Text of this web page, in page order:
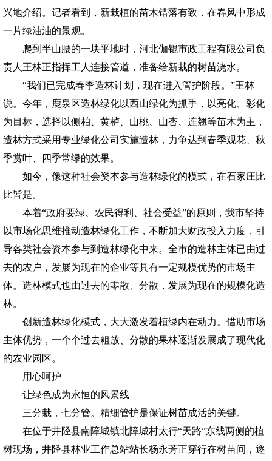
兴地介绍。记者看到，新栽植的苗木错落有致，在春风中形成
一片绿油油的景观。
爬到半山腰的一块平地时，河北伽锟市政工程有限公司负
责人王林正指挥工人连接管道，准备给新栽的树苗浇水。
“我们已完成春季造林计划，现在进入管护阶段。”王林
说。今年，鹿泉区造林绿化以西山绿化为抓手，以亮化、彩化
为目标，选择以侧柏、黄栌、山桃、山杏、连翘等苗木为主，
造林方式采用专业绿化公司实施造林，力争达到春季观花、秋
季赏叶、四季常绿的效果。
如今，像这种社会资本参与造林绿化的模式，在石家庄比
比皆是。
本着“政府要绿、农民得利、社会受益”的原则，我市坚持
以市场化思维推动造林绿化工作，不断加大财政投入力度，引
导各类社会资本参与到造林绿化中来。全市的造林主体已由过
去的农户，发展为现在的企业等具有一定规模优势的市场主
体。造林模式也由过去的零散、分散，发展为现在的规模化造
林。
创新造林绿化模式，大大激发着植绿内在动力。借助市场
主体优势，一个个过去粗放、分散的果林逐渐发展成了现代化
的农业园区。
用心呵护
让绿色成为永恒的风景线
三分栽，七分管。精细管护是保证树苗成活的关键。
在位于井陉县南障城镇北障城村太行“天路”东线两侧的植
树现场，井陉县林业工作总站站长杨永芳正穿行在树苗间，逐